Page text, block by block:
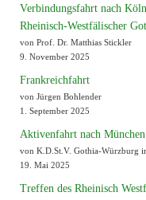
Verbindungsfahrt nach
Rheinisch-Westfälischer
von Prof. Dr. Matthias Stickler
9. November 2025
Frankreichfahrt
von Jürgen Bohlender
1. September 2025
Aktivenfahrt nach München
von K.D.St.V. Gothia-Würzburg
19. Mai 2025
Treffen des Rheinisch